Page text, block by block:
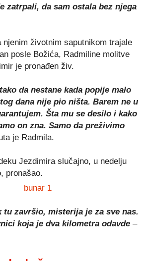
zatrpali, da sam ostala bez njega
njenim životnim saputnikom trajale
posle Božića, Radmiline molitve
je pronađen živ.
da nestane kada popije malo
dana nije pio ništa. Barem ne u
Šta mu se desilo i kako
on zna. Samo da preživimo
je Radmila.
Jezdimira slučajno, u nedelju
pronašao.
tu završio, misterija je za sve nas.
koja je dva kilometra odavde –